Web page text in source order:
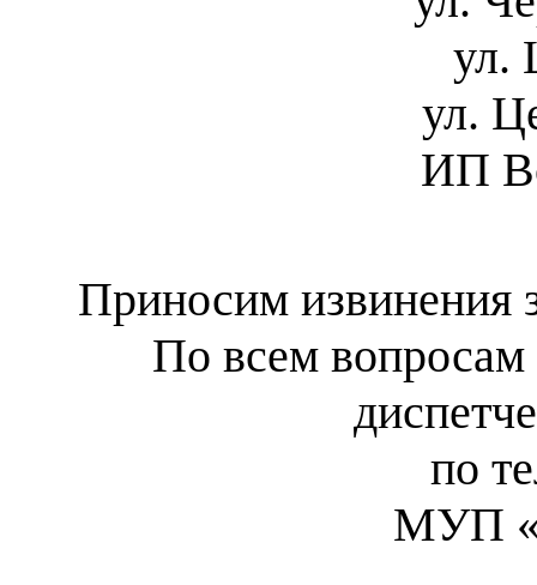
ул.
ул.
ИП
Приносим извинения
По всем вопросам
по
МУП